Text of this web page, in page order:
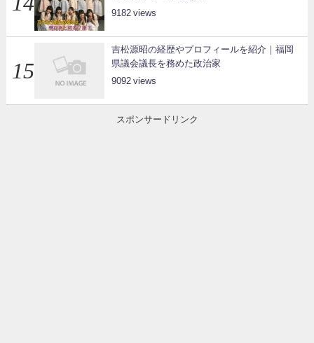
9182
吉松源昭の経歴やプロフィールを紹介｜福岡
県議会議長を務めた政治家
9092
スポンサードリンク